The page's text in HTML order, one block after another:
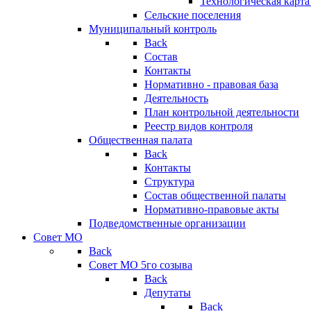
Сельские поселения
Муниципальный контроль
Back
Состав
Контакты
Нормативно - правовая база
Деятельность
План контрольной деятельности
Реестр видов контроля
Общественная палата
Back
Контакты
Структура
Состав общественной палаты
Нормативно-правовые акты
Подведомственные организации
Совет МО
Back
Совет МО 5го созыва
Back
Депутаты
Back